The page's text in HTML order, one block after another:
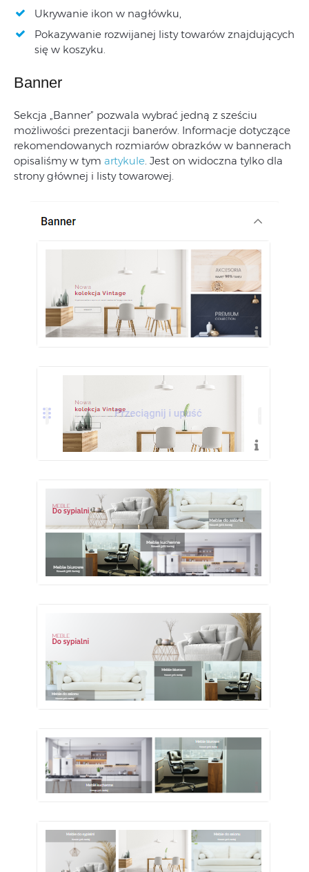
Ukrywanie ikon w nagłówku,
Pokazywanie rozwijanej listy towarów znajdujących
się w koszyku.
Banner
Sekcja „Banner” pozwala wybrać jedną z sześciu
możliwości prezentacji banerów. Informacje dotyczące
rekomendowanych rozmiarów obrazków w bannerach
opisaliśmy w tym artykule. Jest on widoczna tylko dla
strony głównej i listy towarowej.